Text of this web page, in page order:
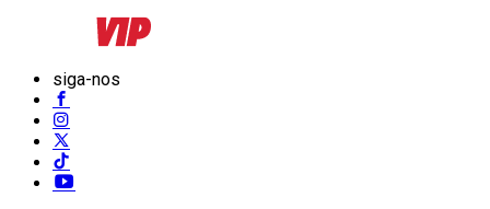
siga-nos